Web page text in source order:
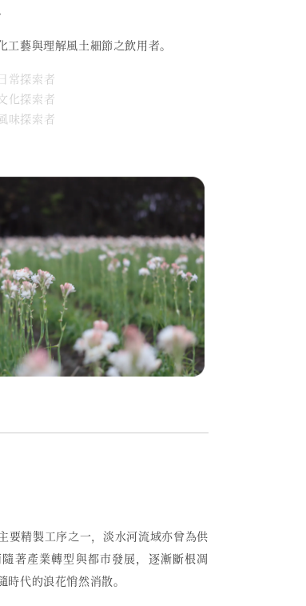
藝與理解風土細節之飲用者。
常探索者
化探索者
味探索者
精製工序之一， 淡水河流域亦曾為供
隨著產業轉型與都市發展，逐漸斷根凋
代的浪花悄然消散。